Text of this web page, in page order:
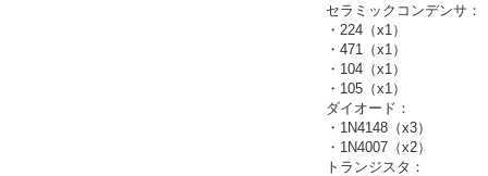
セラミックコンデンサ：
・224（x1）
・471（x1）
・104（x1）
・105（x1）
ダイオード：
・1N4148（x3）
・1N4007（x2）
トランジスタ：